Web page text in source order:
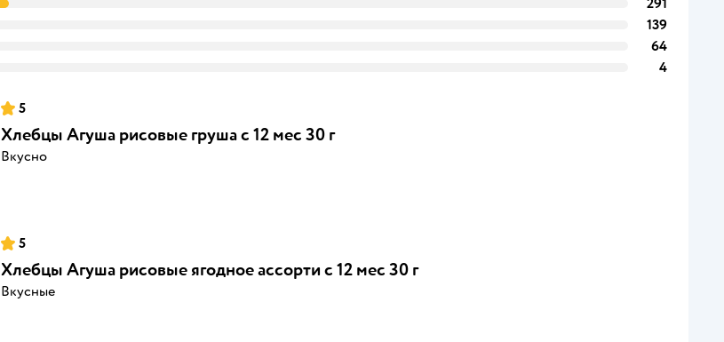
139
64
4
5
Хлебцы Агуша рисовые груша с 12 мес 30 г
Вкусно
5
Хлебцы Агуша рисовые ягодное ассорти с 12 мес 30 г
Вкусные